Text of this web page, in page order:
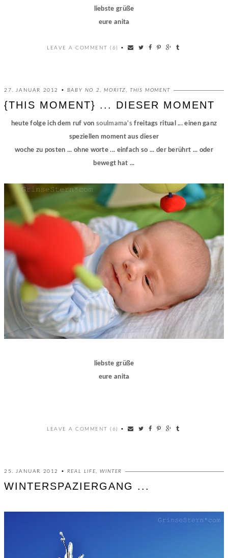
liebste grüße
eure anita
LEAVE A COMMENT (6) •
27. JANUAR 2012 • BABY NO 2 ,MORITZ ,THIS MOMENT
{THIS MOMENT} ... DIESER MOMENT
heute folge ich dem ruf vonsoulmama'sfreitags ritual ... einen ganz
speziellen moment aus dieser
woche zu posten ... ohne worte ... einfach so ... der berührt ... oder
bewegt hat ...
liebste grüße
eure anita
LEAVE A COMMENT (6) •
25. JANUAR 2012 • REAL LIFE ,WINTER
WINTERSPAZIERGANG ...